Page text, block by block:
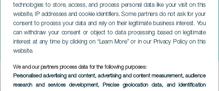
technologies to store, access, and process personal data like your visit on this
website, IP addresses and cookie identifiers. Some partners do not ask for your
consent to process your data and rely on their legitimate business interest. You
can withdraw your consent or object to data processing based on legitimate
interest at any time by clicking on “Learn More” or in our Privacy Policy on this
website.
We and our partners process data for the following purposes:
Personalised advertising and content, advertising and content measurement, audience
research and services development, Precise geolocation data, and identification
Jaleo Fest
TENERIFE
Imagen
Listado